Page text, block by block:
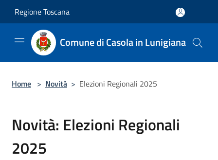
Regione Toscana
Comune di Casola in Lunigiana
Home > Novità > Elezioni Regionali 2025
Novità: Elezioni Regionali
2025